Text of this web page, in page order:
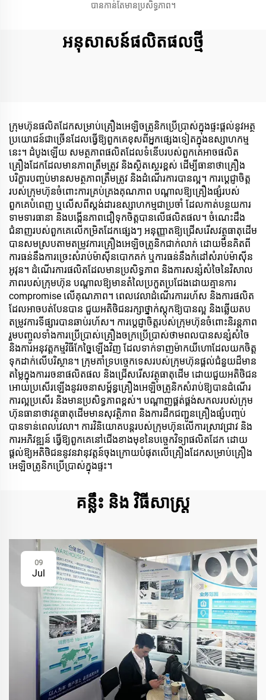
បានកាន់តែមានប្រសិទ្ធភាព។
អនុសាសន៍ផលិតផលថ្មី
ក្រុមហ៊ុនផលិតដែកសម្រាប់គ្រឿងអេឡិចត្រូនិកប្រើ​ប្រាស់ក្នុងផ្ទះផ្តល់នូវអត្ថ
ប្រយោជន៍ជាច្រើនដែលធ្វើឱ្យពួកគេខុសពីអ្នកផ្សេងទៀតក្នុងឧស្សាហកម្ម
នេះ។ ដំបូងឡើយ សមត្ថភាពផលិតដែលទំនើបរបស់ពួកគេអាចផលិត
គ្រឿងដែកដែលមានភាពត្រឹមត្រូវ និងស្ថិតស្ថេរខ្ពស់ ដើម្បីធានាថាគ្រឿង
បរិក្ខារបញ្ចប់មានសមត្ថភាពត្រឹមត្រូវ និងដំណើរការបានល្អ។ ការប្តេជ្ញាចិត្ត
របស់ក្រុមហ៊ុនចំពោះការគ្រប់គ្រងគុណភាព បណ្តាលឱ្យគ្រឿងផ្សំរបស់
ពួកគេបំពេញ ឬលើសពីស្តង់ដារឧស្សាហកម្មជាប្រចាំ ដែលកាត់បន្ថយការ
ទាមទារធានា និងបង្កើនភាពជឿទុកចិត្តបានលើផលិតផល។ ចំណេះដឹង
ជំនាញរបស់ពួកគេលើកម្រិតដែកផ្សេងៗ អនុញ្ញាតឱ្យជ្រើសរើសវត្ថុធាតុដើម
បានសមស្របតាមតម្រូវការគ្រឿងអេឡិចត្រូនិកជាក់លាក់ ដោយមិនគិតពី
ការធន់នឹងការច្រេះសំរាប់ម៉ាស៊ីនបោកគក់ ឬការធន់នឹងកំដៅសំរាប់ម៉ាស៊ីន
អូវុន។ ដំណើរការផលិតដែលមានប្រសិទ្ធភាព និងការសន្សំសំចៃនៃវិសាល
ភាពរបស់ក្រុមហ៊ុន បណ្តាលឱ្យមានតំលៃប្រកួតប្រជែងដោយគ្មានការ
compromise លើគុណភាព។ ពេលវេលាដំណើរការរហ័ស និងការផលិត
ដែលអាចបត់បែនបាន ជួយអតិថិជនរក្សាថ្នាក់ស្តុកឱ្យបានល្អ និងឆ្លើយតប
តម្រូវការទីផ្សារបានឆាប់រហ័ស។ ការប្តេជ្ញាចិត្តរបស់ក្រុមហ៊ុនចំពោះនិរន្តភាព
រួមបញ្ចូលទាំងការប្រើប្រាស់គ្រឿងចក្រប្រើប្រាស់ថាមពលបានសន្សំសំចៃ
និងការអនុវត្តកម្មវិធីកែច្នៃឡើងវិញ ដែលទាក់ទាញម៉ាកយីហោដែលយកចិត្ត
ទុកដាក់លើបរិស្ថាន។ ក្រុមគាំទ្របច្ចេកទេសរបស់ក្រុមហ៊ុនផ្តល់ជំនួយដ៏មាន
តម្លៃក្នុងការរចនាផលិតផល និងជ្រើសរើសវត្ថុធាតុដើម ដោយជួយអតិថិជន
អោយប្រសើរឡើងនូវរចនាសម្ព័ន្ធគ្រឿងអេឡិចត្រូនិកសំរាប់ឱ្យបានដំណើរ
ការល្អប្រសើរ និងមានប្រសិទ្ធភាពខ្ពស់។ បណ្តាញផ្គត់ផ្គង់សកលរបស់ក្រុម
ហ៊ុនធានាថាវត្ថុធាតុដើមមានសុវត្ថិភាព និងការដឹកជញ្ជូនគ្រឿងផ្សំបញ្ចប់
បានទាន់ពេលវេលា។ ការវិនិយោគបន្តរបស់ក្រុមហ៊ុនលើការស្រាវជ្រាវ និង
ការអភិវឌ្ឍន៍ ធ្វើឱ្យពួកគេនៅជើងខាងមុខនៃបច្ចេកវិទ្យាផលិតដែក ដោយ
ផ្តល់ឱ្យអតិថិជននូវនវានុវត្តន៍ចុងក្រោយបំផុតលើគ្រឿងដែកសម្រាប់គ្រឿង
អេឡិចត្រូនិកប្រើ​ប្រាស់ក្នុងផ្ទះ។
គន្លឹះ និង វិធីសាស្ត្រ
09
Jul